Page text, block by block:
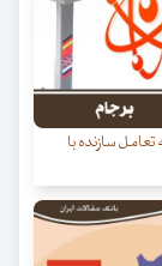
سازنده با